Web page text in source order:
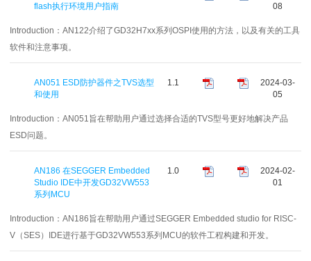
flash执行环境用户指南
08
Introduction： AN122介绍了GD32H7xx系列OSPI使用的方法，以及有关的工具
软件和注意事项。
AN051 ESD防护器件之TVS选型
和使用
1.1
2024-03-
05
Introduction： AN051旨在帮助用户通过选择合适的TVS型号更好地解决产品
ESD问题。
AN186 在SEGGER Embedded
Studio IDE中开发GD32VW553
系列MCU
1.0
2024-02-
01
Introduction： AN186旨在帮助用户通过SEGGER Embedded studio for RISC-
V（SES）IDE进行基于GD32VW553系列MCU的软件工程构建和开发。